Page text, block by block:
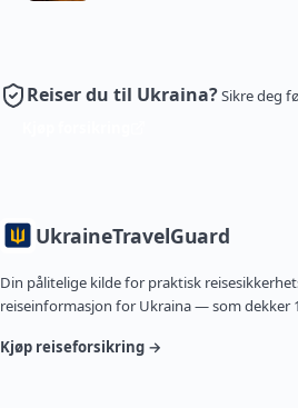
Reiser du til Ukraina?Sikre deg
UkraineTravelGuard
Din pålitelige kilde for praktisk
reiseinformasjon for Ukraina — som dekker
Kjøp reiseforsikring →